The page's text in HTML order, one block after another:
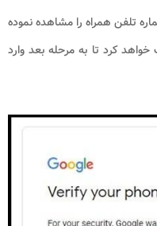
تلفن همراه را مشاهده نموده
خواهد کرد تا به مرحله بعد وارد